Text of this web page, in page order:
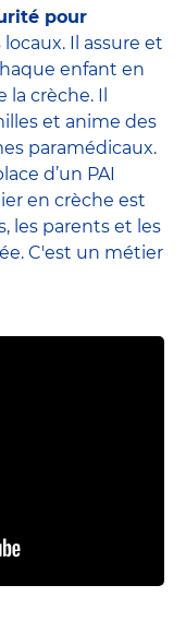
pour
Il assure et
enfant en
crèche. Il
et anime des
paramédicaux.
d’un PAI
en crèche est
les parents et les
C'est un métier